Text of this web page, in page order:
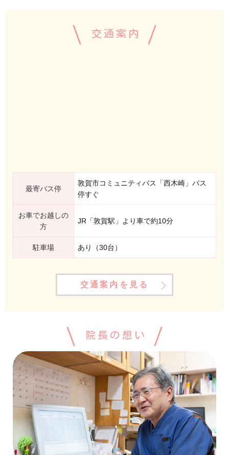
交通案内
最寄バス停
敦賀市コミュニティバス「西木崎」バス
停すぐ
お車でお越しの
方
JR「敦賀駅」より車で約10分
駐車場 あり（30台）
交通案内を見る
院長の想い